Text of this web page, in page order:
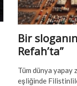
Bir
Refah’ta”
Tüm dünya yapay
eşliğinde